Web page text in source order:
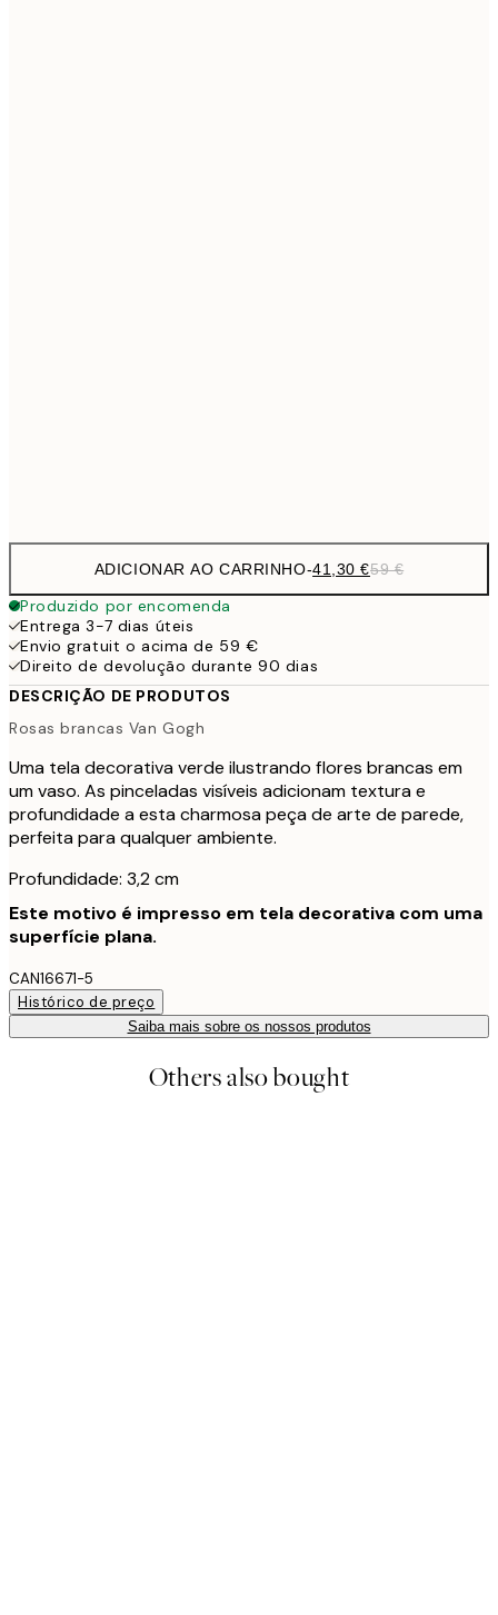
ADICIONAR AO CARRINHO-41,30 €59 €
Produzido por encomenda
Entrega 3-7 dias úteis
Envio gratuit o acima de 59 €
Direito de devolução durante 90 dias
DESCRIÇÃO DE PRODUTOS
Rosas brancas Van Gogh
Uma tela decorativa verde ilustrando flores brancas em
um vaso. As pinceladas visíveis adicionam textura e
profundidade a esta charmosa peça de arte de parede,
perfeita para qualquer ambiente.
Profundidade: 3,2 cm
Este motivo é impresso em tela decorativa com uma
superfície plana.
CAN16671-5
Histórico de preço
Saiba mais sobre os nossos produtos
Others also bought